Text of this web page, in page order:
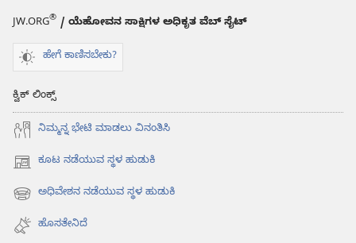
JW.ORG® / ಯೆಹೋವನ ಸಾಕ್ಷಿಗಳ ಅಧಿಕೃತ ವೆಬ್ ಸೈಟ್
ಹೇಗೆ ಕಾಣಿಸಬೇಕು?
ಕ್ವಿಕ್ ಲಿಂಕ್ಸ್
ನಿಮ್ಮನ್ನ ಭೇಟಿ ಮಾಡಲು ವಿನಂತಿಸಿ
ಕೂಟ ನಡೆಯುವ ಸ್ಥಳ ಹುಡುಕಿ
(opens
new
window)
ಅಧಿವೇಶನ ನಡೆಯುವ ಸ್ಥಳ ಹುಡುಕಿ
(opens
new
window)
ಹೊಸತೇನಿದೆ